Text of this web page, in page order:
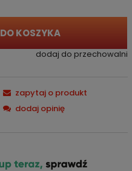
DO KOSZYKA
dodaj do przechowalni
zapytaj o produkt
dodaj opinię